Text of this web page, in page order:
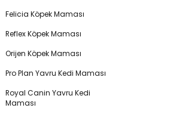
Felicia Köpek Maması
Reflex Köpek Maması
Orijen Köpek Maması
Pro Plan Yavru Kedi Maması
Royal Canin Yavru Kedi
Maması